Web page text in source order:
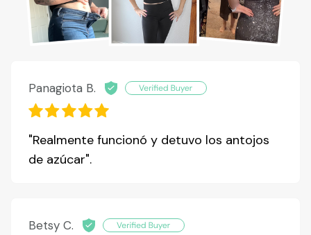
Panagiota B.
"Realmente funcionó y detuvo los antojos
de azúcar".
Betsy C.